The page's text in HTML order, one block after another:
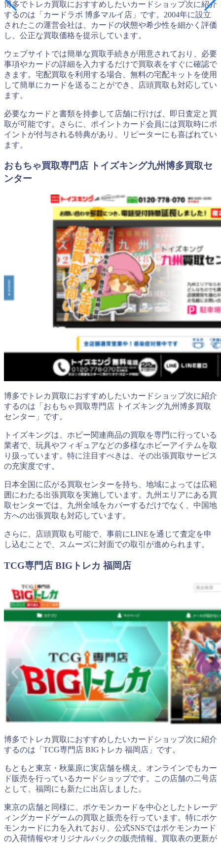
博多でトレカ買取におすすめしたいカードショップ次に紹介
するのは「カードラボ 博多マルイ店」です。2004年に設立
されたこの運営会社は、カードの状態や希少性を細かく評価
し、公正な買取価格を提示しています。
ウェブサイトでは簡単な買取手続きが用意されており、必要
事項やカードの詳細を入力するだけで買取表をすぐに確認で
きます。宅配買取を利用する場合、無料の宅配キットを使用
して簡単にカードを送ることができ、店頭買取も対応してい
ます。
必要なカードと書類を持参して店舗に行けば、即日査定と買
取が可能です。さらに、ポイントカード会員には買取時にポ
イントが付与される特典があり、リピーターにも喜ばれてい
ます。
おもちゃ買取専門店 トイズキング九州博多買取セ
ンター
博多でトレカ買取におすすめしたいカードショップ次に紹介
するのは「おもちゃ買取専門店 トイズキング九州博多買取
センター」です。
トイズキングは、ホビー関連商品の買取を専門に行っている
業者で、玩具やフィギュアなどの多様なホビーアイテムを取
り扱っています。特に注目すべきは、その出張買取サービス
の充実度です。
日本全国に広がる買取センターを持ち、地域によっては広範
囲にわたる出張買取を実施しています。九州エリアにある買
取センターでは、九州全域をカバーするだけでなく、中国地
方への出張買取も対応しています。
さらに、店頭買取も可能で、事前にLINEを通じて査定を申
し込むことで、スムーズに対面での取引が進められます。
TCG専門店 BIGトレカ 福岡店
博多でトレカ買取におすすめしたいカードショップ次に紹介
するのは「TCG専門店 BIGトレカ 福岡店」です。
もともと東京・秋葉原に実店舗を構え、オンラインでもカー
ド販売を行っているカードショップです。この店舗の二号店
として、福岡にも新たに出店しました。
東京の店舗と同様に、ポケモンカードを中心としたトレーデ
ィングカードゲームの買取と販売を行っています。特にポケ
モンカードに力を入れており、公式SNSではポケモンカード
の入荷情報やオリジナルパックの販売情報、買取表の更新が